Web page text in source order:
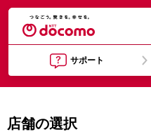
サポート
店舗の選択